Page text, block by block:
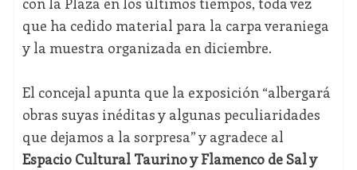
que ha cedido material para la carpa veraniega
y la muestra organizada en diciembre.
El concejal apunta que la exposición “albergará
obras suyas inéditas y algunas peculiaridades
que dejamos a la sorpresa” y agradece al
Espacio Cultural Taurino y Flamenco de Sal y